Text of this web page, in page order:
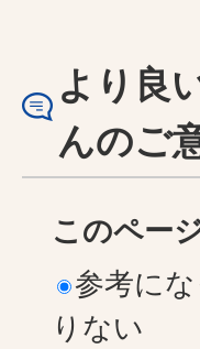
より良
んのご
このペー
参考に
りない